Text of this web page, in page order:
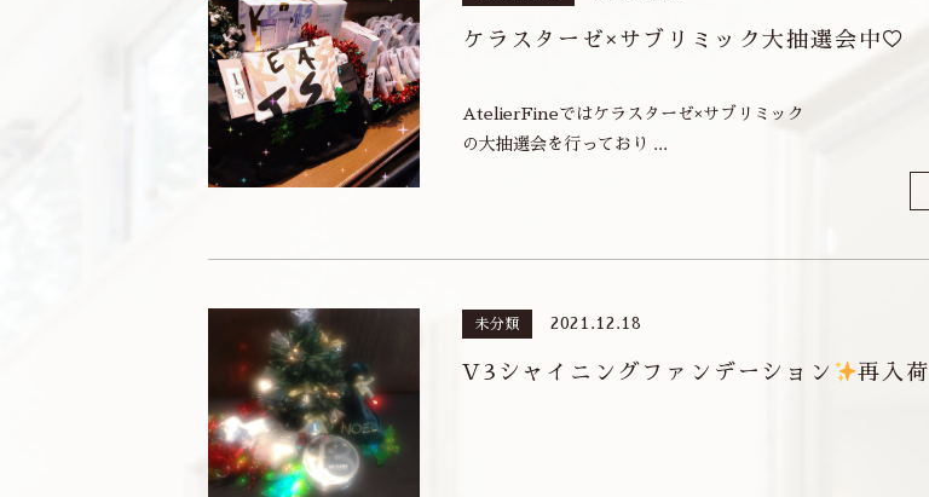
ケラスターゼ×サブリミック大抽選会中♡
AtelierFineではケラスターゼ×サブリミック
の大抽選会を行っており ...
未分類 2021.12.18
V3シャイニングファンデーション 再入荷